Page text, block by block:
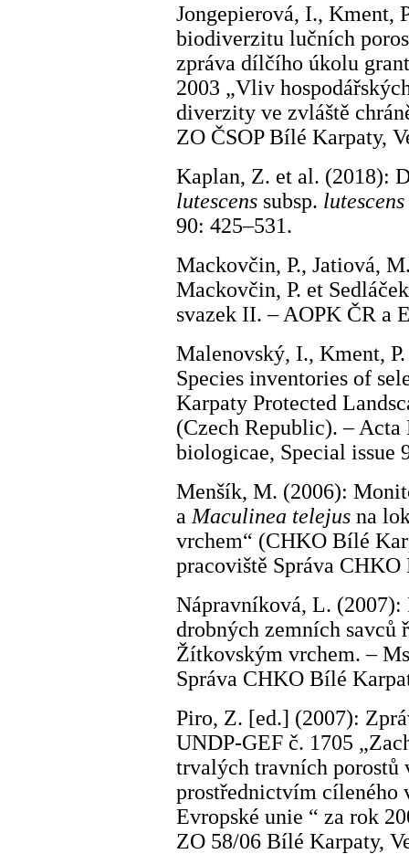
Jongepierová, I., Kment,
biodiverzitu lučních
zpráva dílčího úkolu
2003 „Vliv
diverzity ve zvláště
ZO ČSOP Bílé Karpaty,
Kaplan, Z. et al. (2018):
lutescens subsp. lutescens
90: 425–531.
Mackovčin, P., Jatiová,
Mackovčin, P. et
svazek II. – AOPK ČR a
Malenovský, I., Kment,
Species inventories of
Karpaty Protected
(Czech Republic). –
biologicae, Special issue
Menšík, M. (2006):
a Maculinea telejus na
vrchem“ (CHKO Bílé
pracoviště Správa
Nápravníková, L.
drobných zemních savců
Žítkovským vrchem. –
Správa CHKO Bílé
Piro, Z. [ed.] (2007):
UNDP-GEF č. 1705
trvalých travních porostů
prostřednictvím
Evropské unie “ za rok
ZO 58/06 Bílé Karpaty,